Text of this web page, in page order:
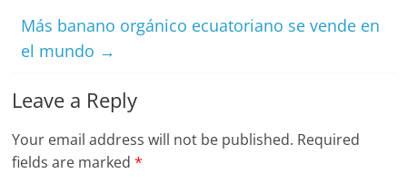
Más banano orgánico ecuatoriano se vende en
el mundo →
Leave a Reply
Your email address will not be published. Required
fields are marked*